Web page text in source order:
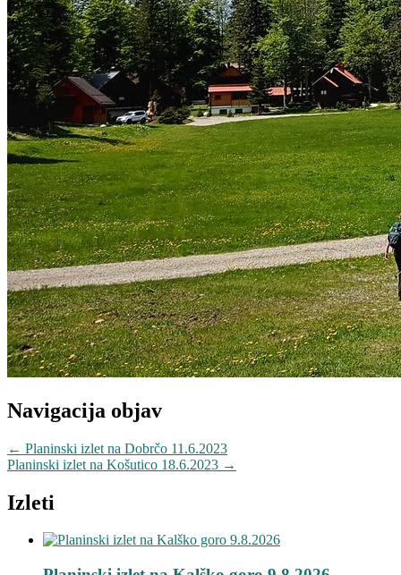
Navigacija objav
← Planinski izlet na Dobrčo 11.6.2023
Planinski izlet na Košutico 18.6.2023 →
Izleti